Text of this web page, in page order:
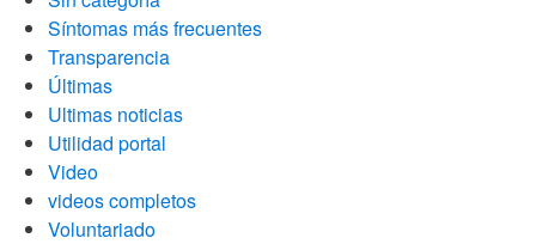
Síntomas más frecuentes
Transparencia
Últimas
Ultimas noticias
Utilidad portal
Video
videos completos
Voluntariado